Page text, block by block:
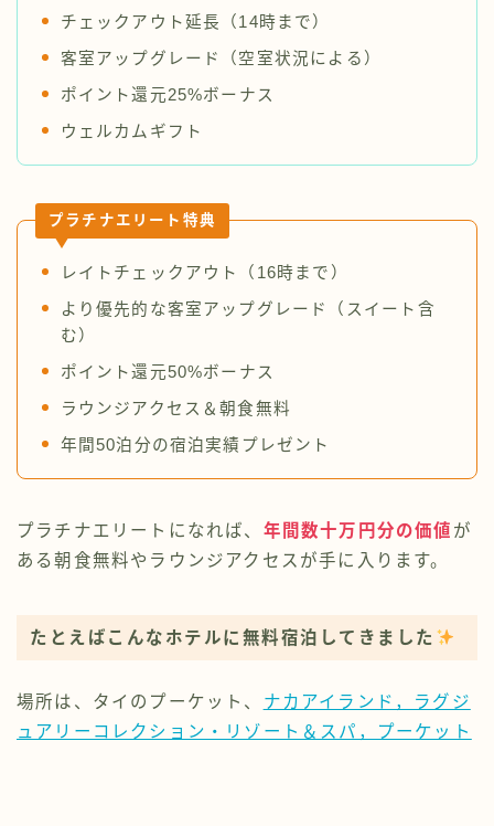
チェックアウト延長（14時まで）
客室アップグレード（空室状況による）
ポイント還元25%ボーナス
ウェルカムギフト
プラチナエリート特典
レイトチェックアウト（16時まで）
より優先的な客室アップグレード（スイート含
む）
ポイント還元50%ボーナス
ラウンジアクセス＆朝食無料
年間50泊分の宿泊実績プレゼント
プラチナエリートになれば、 年間数十万円分の価値 が
ある朝食無料やラウンジアクセスが手に入ります。
たとえばこんなホテルに無料宿泊してきました
場所は、タイのプーケット、 ナカアイランド，ラグジ
ュアリーコレクション・リゾート＆スパ，プーケット